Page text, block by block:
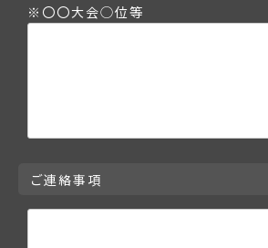
※〇〇大会◯位等
ご連絡事項